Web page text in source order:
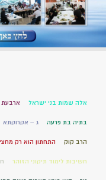
אלה שמות בני ישראל ארבעת
בתיה בת פרעה ג – אקרוקתא
הרב קוק התחתון הוא רק
חשיבות לימוד תיקוני הזוהר